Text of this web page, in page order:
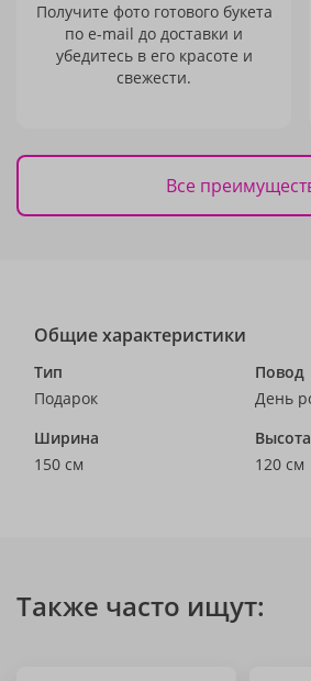
Получите фото готового букета
по e-mail до доставки и
убедитесь в его красоте и
свежести.
Все
Общие характеристики
Тип
Подарок
Повод
День
Ширина
150 см
Высота
120 см
Также часто ищут: